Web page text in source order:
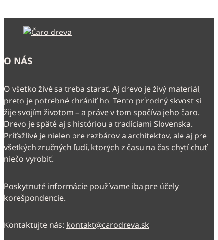
O NÁS
O všetko živé sa treba starať. Aj drevo je živý materiál,
preto je potrebné chrániť ho. Tento prírodný skvost si
žije svojím životom – a práve v tom spočíva jeho čaro.
Drevo je späté aj s históriou a tradíciami Slovenska.
Príťažlivé je nielen pre rezbárov a architektov, ale aj pre
všetkých zručných ľudí, ktorých z času na čas chytí chuť
niečo vyrobiť.
Poskytnuté informácie používame iba pre účely
korešpondencie.
Kontaktujte nás: kontakt@carodreva.sk